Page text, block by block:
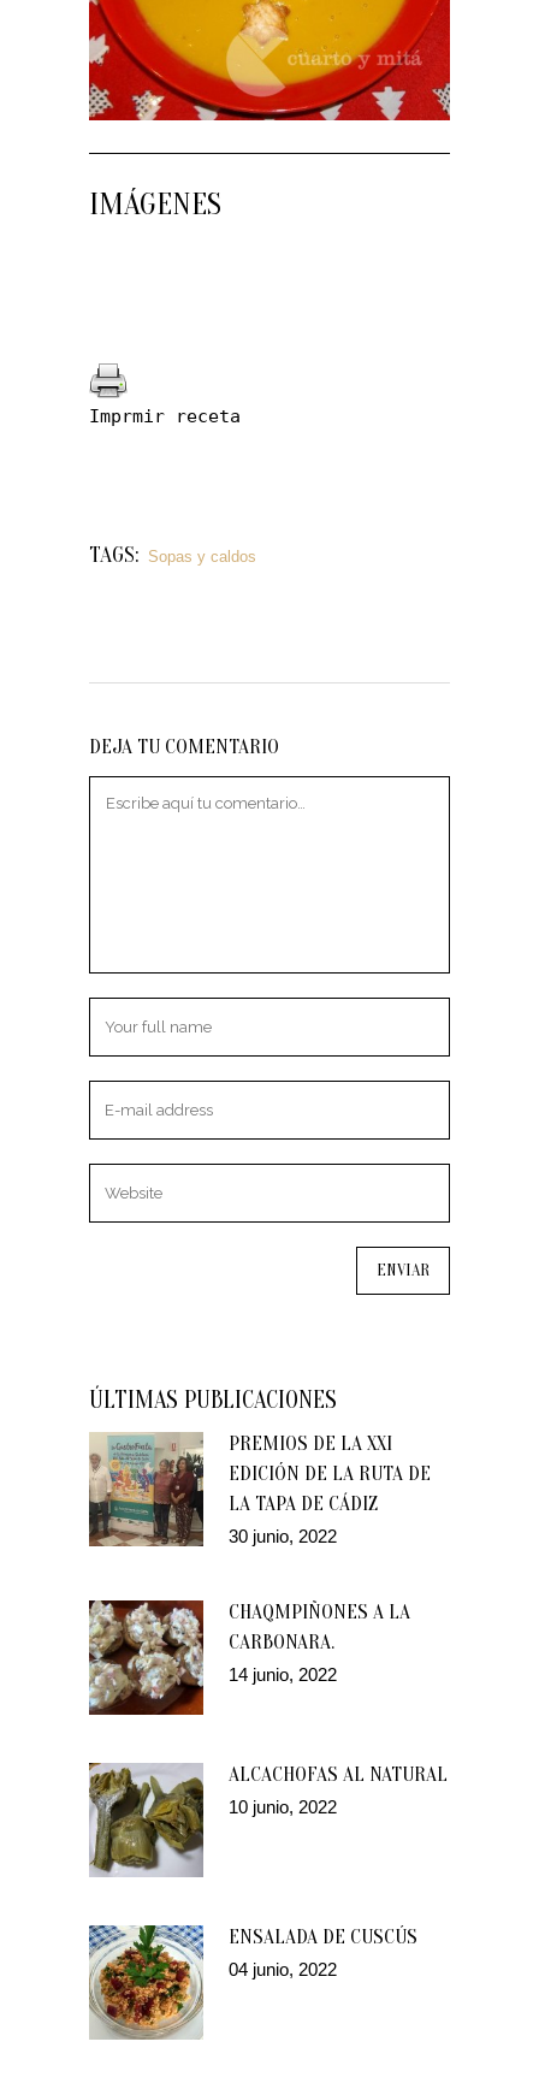
IMÁGENES
Imprmir receta
TAGS: Sopas y caldos
DEJA TU COMENTARIO
ÚLTIMAS PUBLICACIONES
PREMIOS DE LA XXI
EDICIÓN DE LA RUTA DE
LA TAPA DE CÁDIZ
30 junio, 2022
CHAQMPIÑONES A LA
CARBONARA.
14 junio, 2022
ALCACHOFAS AL NATURAL
10 junio, 2022
ENSALADA DE CUSCÚS
04 junio, 2022